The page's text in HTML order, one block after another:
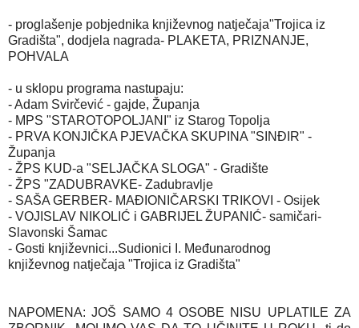
- proglašenje pobjednika književnog natječaja"Trojica iz
Gradišta", dodjela nagrada- PLAKETA, PRIZNANJE,
POHVALA
- u sklopu programa nastupaju:
- Adam Svirčević - gajde, Županja
- MPS "STAROTOPOLJANI" iz Starog Topolja
- PRVA KONJIČKA PJEVAČKA SKUPINA "SINĐIR" -
Županja
- ŽPS KUD-a "SELJAČKA SLOGA" - Gradište
- ŽPS "ZADUBRAVKE- Zadubravlje
- SAŠA GERBER- MAĐIONIČARSKI TRIKOVI - Osijek
- VOJISLAV NIKOLIĆ i GABRIJEL ŽUPANIĆ- samičari-
Slavonski Šamac
- Gosti književnici...Sudionici I. Međunarodnog
književnog natječaja "Trojica iz Gradišta"
NAPOMENA: JOŠ SAMO 4 OSOBE NISU UPLATILE ZA